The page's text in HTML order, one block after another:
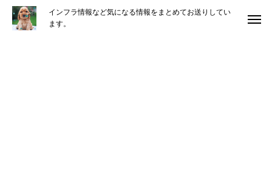
インフラ情報など気になる情報をまとめてお送りしてい
ます。